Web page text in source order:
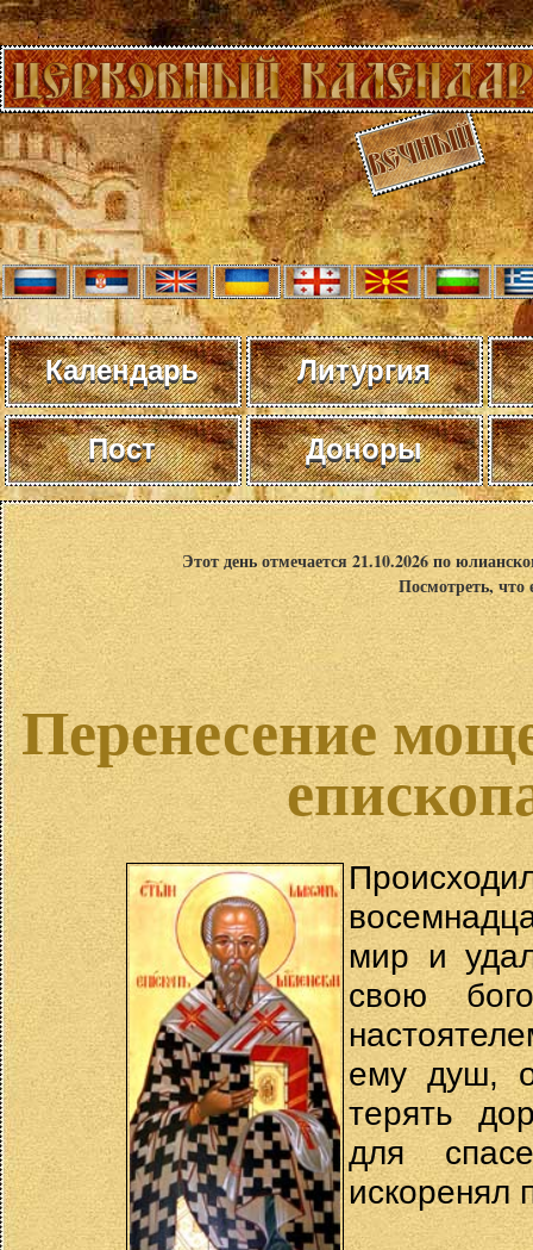
Календарь Литургия
Пост Доноры
Этот день отмечается 21.10.2026 по
Посмотреть,
Перенесение
мир и
свою
ему душ,
терять
для
искоренял